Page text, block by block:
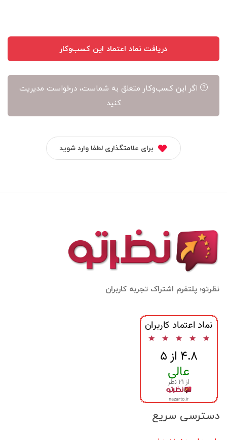
دریافت نماد اعتماد این کسب‌وکار
اگر این کسب‌وکار متعلق به شماست، درخواست مدیریت
کنید
برای علامتگذاری لطفا وارد شوید
نظرتو؛ پلتفرم اشتراک تجربه کاربران
دسترسی سریع